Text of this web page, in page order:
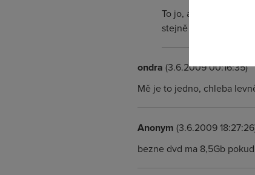
To jo, ale kdo by
stejně se jedná jen o
ondra (3.6.2009 00:16:35)
Mě je to jedno, chleba
Anonym (3.6.2009
bezne dvd ma 8,5Gb